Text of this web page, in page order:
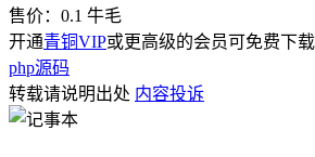
售价： 0.1 牛毛
开通青铜VIP或更高级的会员可免费下
php源码
转载请说明出处 内容投诉